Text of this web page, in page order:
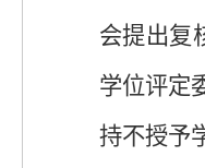
会提出复
学位评定
持不授予